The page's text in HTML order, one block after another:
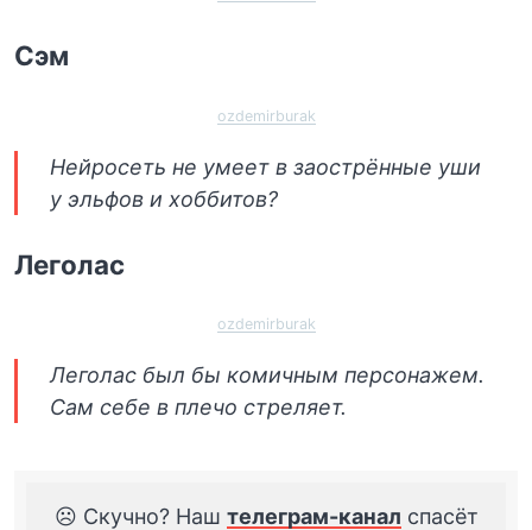
Сэм
ozdemirburak
Нейросеть не умеет в заострённые уши
у эльфов и хоббитов?
Леголас
ozdemirburak
Леголас был бы комичным персонажем.
Сам себе в плечо стреляет.
☹️ Скучно? Наш телеграм-канал спасёт